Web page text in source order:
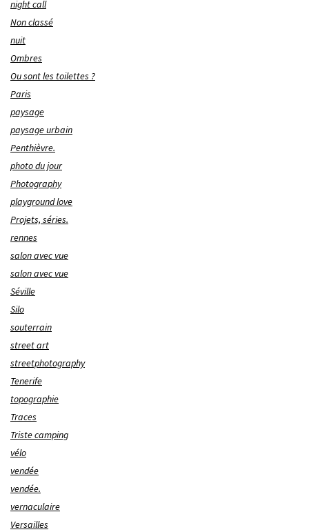
night call
Non classé
nuit
Ombres
Ou sont les toilettes ?
Paris
paysage
paysage urbain
Penthièvre.
photo du jour
Photography
playground love
Projets, séries.
rennes
salon avec vue
salon avec vue
Séville
Silo
souterrain
street art
streetphotography
Tenerife
topographie
Traces
Triste camping
vélo
vendée
vendée.
vernaculaire
Versailles